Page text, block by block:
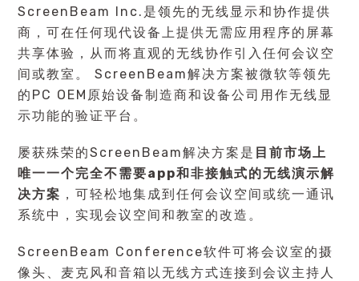
ScreenBeam Inc.是领先的无线显示和协作提供
商，可在任何现代设备上提供无需应用程序的屏幕
共享体验，从而将直观的无线协作引入任何会议空
间或教室。 ScreenBeam解决方案被微软等领先
的PC OEM原始设备制造商和设备公司用作无线显
示功能的验证平台。
屡获殊荣的ScreenBeam解决方案是 目前市场上
唯一一个完全不需要app和非接触式的无线演示解
决方案 ，可轻松地集成到任何会议空间或统一通讯
系统中，实现会议空间和教室的改造。
ScreenBeam Conference软件可将会议室的摄
像头、麦克风和音箱以无线方式连接到会议主持人